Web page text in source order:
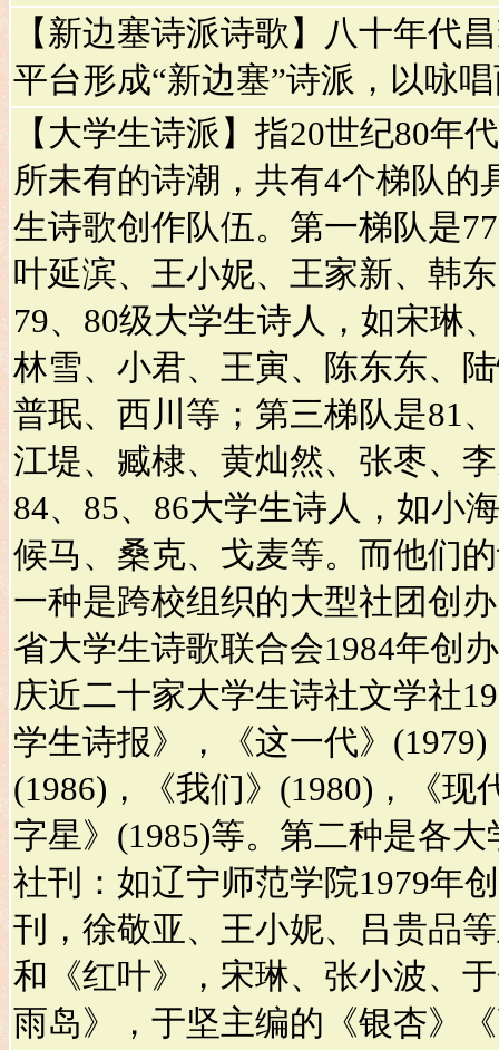
【新边塞诗派诗歌】八十年代
平台形成“新边塞”诗派，以咏
【大学生诗派】指20世纪80年
所未有的诗潮，共有4个梯队的
生诗歌创作队伍。第一梯队是
叶延滨、王小妮、王家新、韩
79、80级大学生诗人，如宋琳
林雪、小君、王寅、陈东东、
普珉、西川等；第三梯队是81
江堤、臧棣、黄灿然、张枣、
84、85、86大学生诗人，如小
候马、桑克、戈麦等。而他们
一种是跨校组织的大型社团创
省大学生诗歌联合会1984年创
庆近二十家大学生诗社文学社
学生诗报》，《这一代》
(1986)，《我们》(1980)，《现
字星》(1985)等。第二种是各
社刊：如辽宁师范学院1979年
刊，徐敬亚、王小妮、吕贵品
和《红叶》，宋琳、张小波、
雨岛》，于坚主编的《银杏》